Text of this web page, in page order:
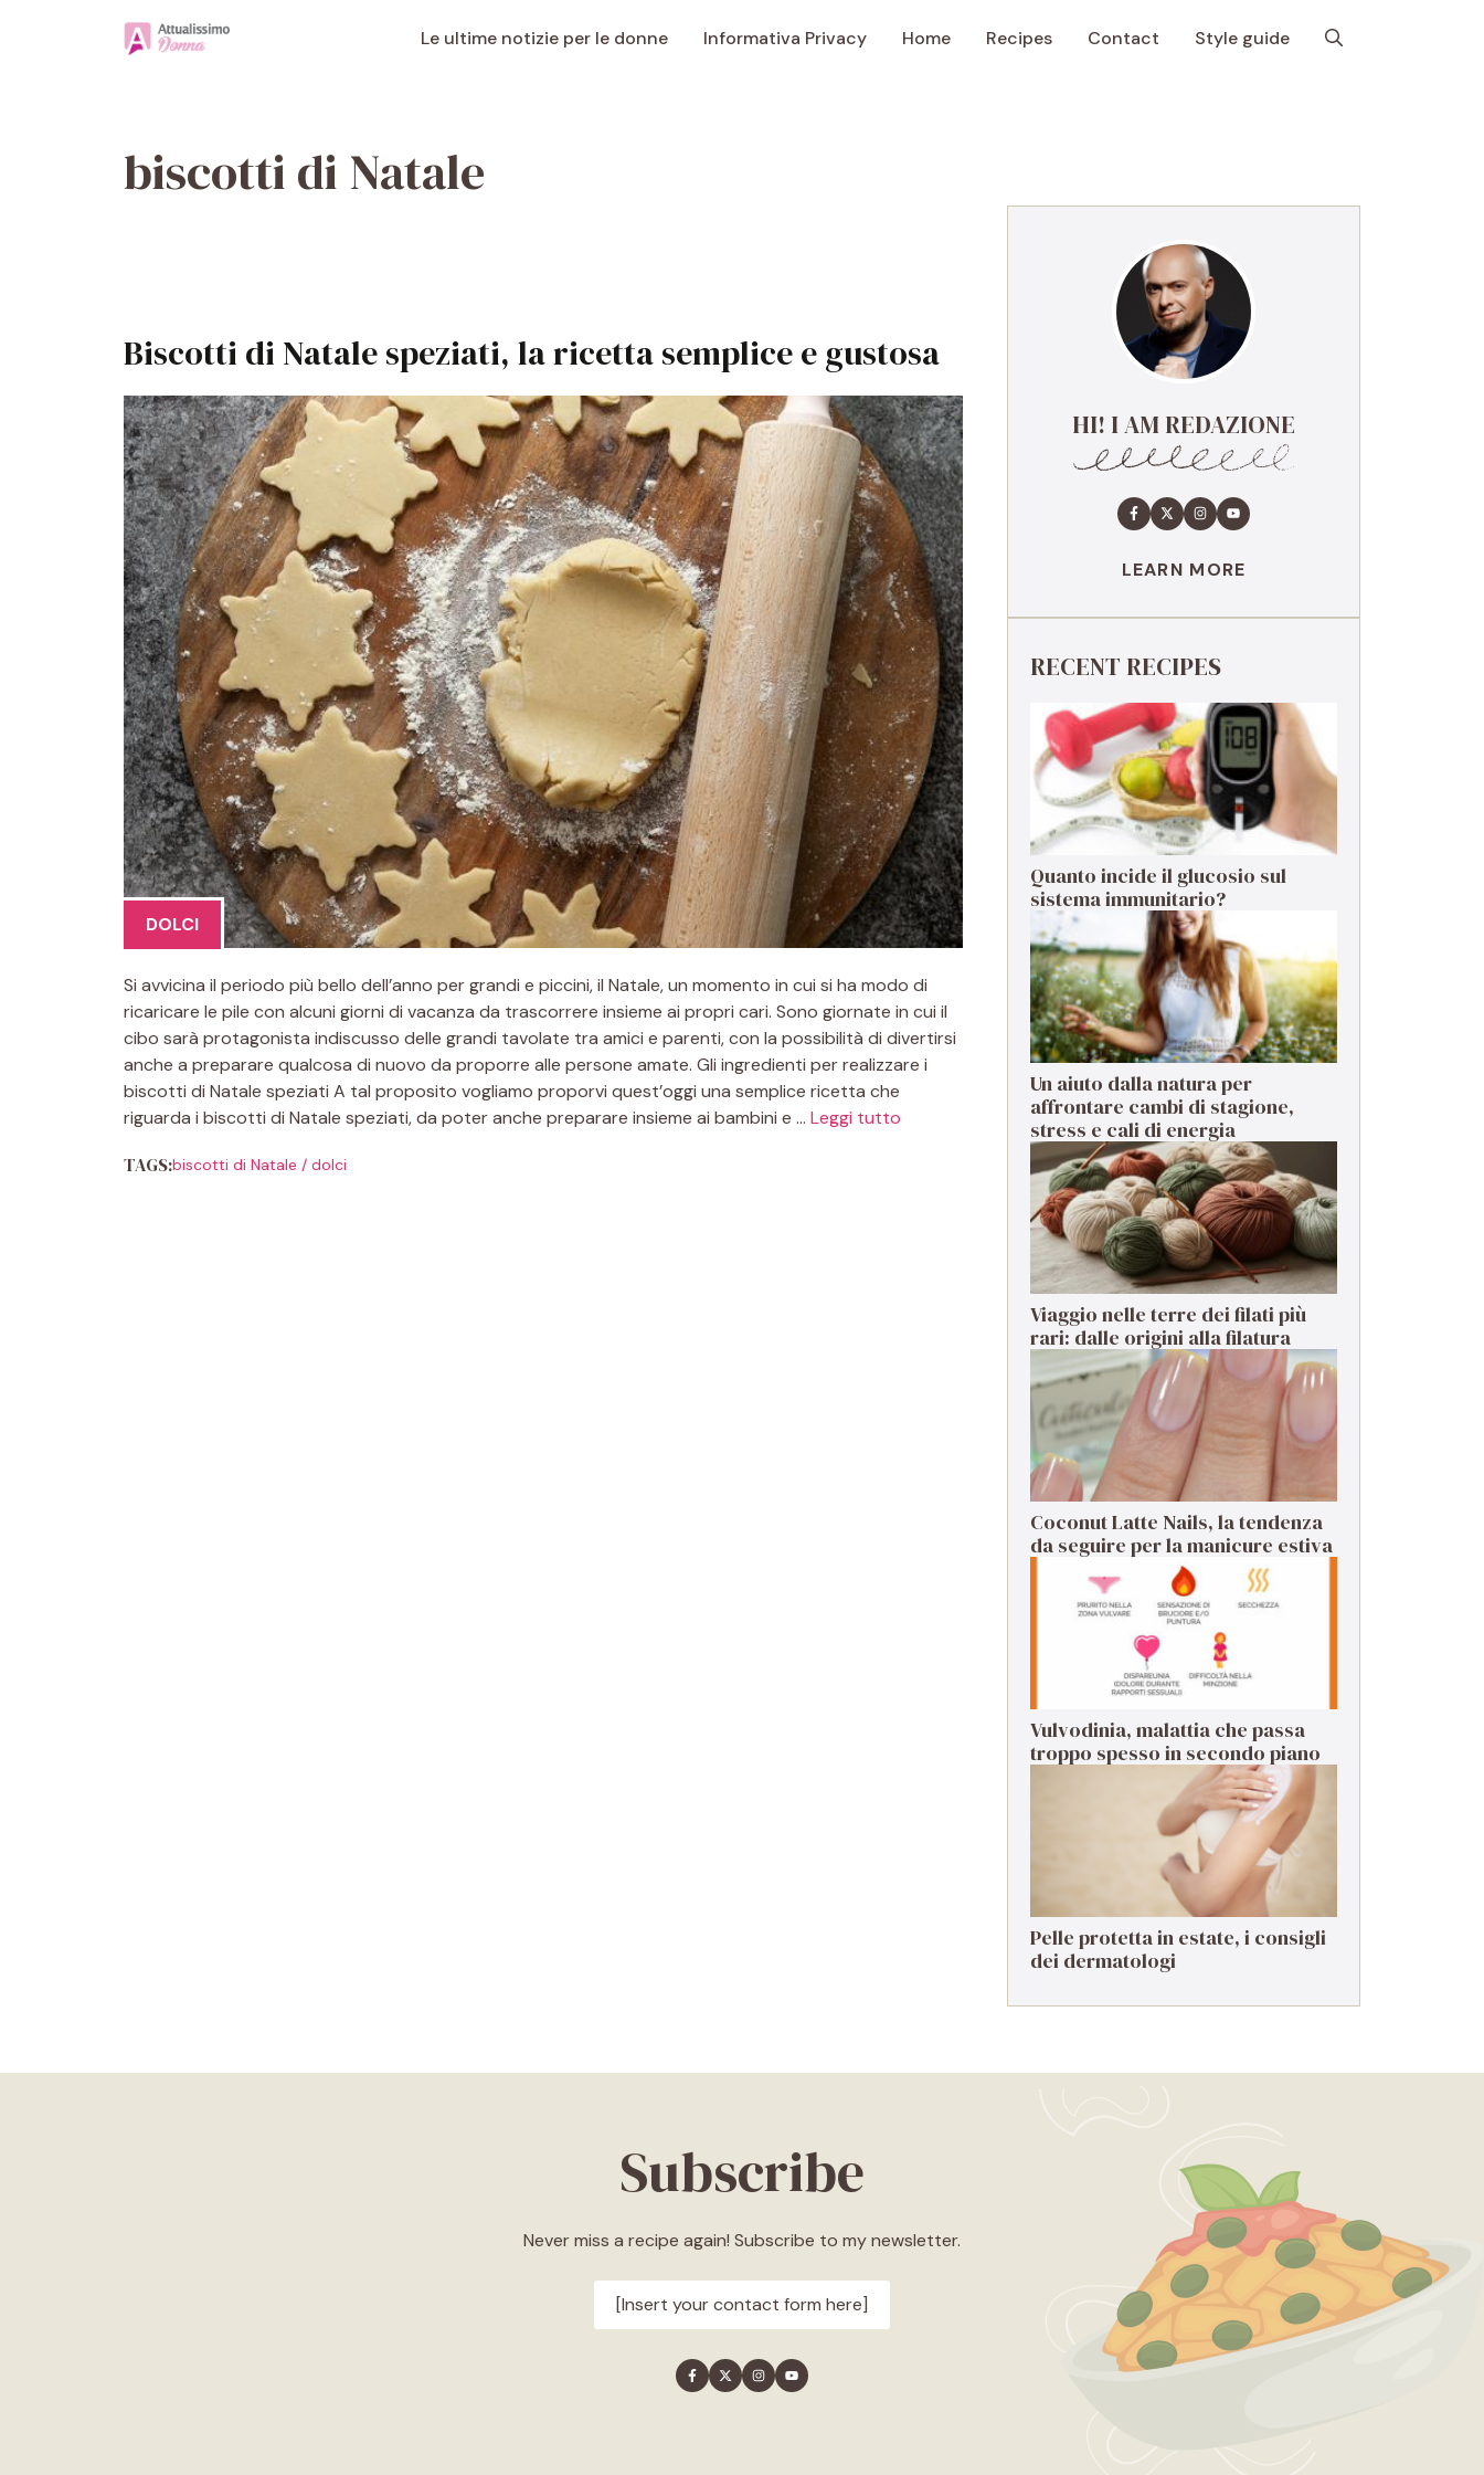
Le ultime notizie per le donne Informativa Privacy Home Recipes Contact Style guide
biscotti di Natale
Biscotti di Natale speziati, la ricetta semplice e gustosa
DOLCI
Si avvicina il periodo più bello dell’anno per grandi e piccini, il Natale, un momento in cui si ha modo di
ricaricare le pile con alcuni giorni di vacanza da trascorrere insieme ai propri cari. Sono giornate in cui il
cibo sarà protagonista indiscusso delle grandi tavolate tra amici e parenti, con la possibilità di divertirsi
anche a preparare qualcosa di nuovo da proporre alle persone amate. Gli ingredienti per realizzare i
biscotti di Natale speziati A tal proposito vogliamo proporvi quest’oggi una semplice ricetta che
riguarda i biscotti di Natale speziati, da poter anche preparare insieme ai bambini e … Leggi tutto
TAGS:biscotti di Natale / dolci
HI! I AM REDAZIONE
LEARN MORE
RECENT RECIPES
Quanto incide il glucosio sul
sistema immunitario?
Un aiuto dalla natura per
affrontare cambi di stagione,
stress e cali di energia
Viaggio nelle terre dei filati più
rari: dalle origini alla filatura
Coconut Latte Nails, la tendenza
da seguire per la manicure estiva
Vulvodinia, malattia che passa
troppo spesso in secondo piano
Pelle protetta in estate, i consigli
dei dermatologi
Subscribe
Never miss a recipe again! Subscribe to my newsletter.
[Insert your contact form here]